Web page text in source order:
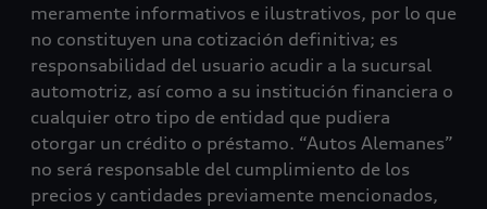
meramente informativos e ilustrativos, por lo que
no constituyen una cotización definitiva; es
responsabilidad del usuario acudir a la sucursal
automotriz, así como a su institución financiera o
cualquier otro tipo de entidad que pudiera
otorgar un crédito o préstamo. “Autos Alemanes”
no será responsable del cumplimiento de los
precios y cantidades previamente mencionados,